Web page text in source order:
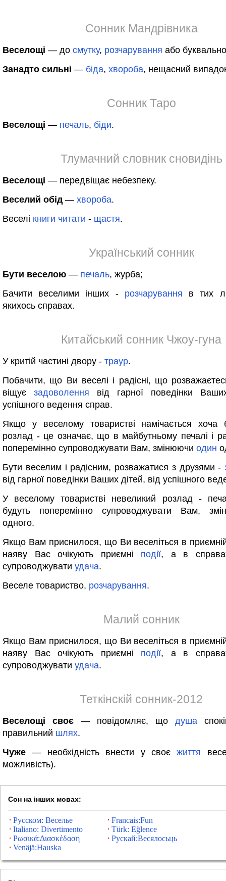
Сонник Мандрівника
Веселощі — до смутку, розчарування або
Занадто сильні — біда, хвороба, нещасний
Сонник Таро
Веселощі — печаль, біди.
Тлумачний словник сновидінь
Веселощі — передвіщає небезпеку.
Веселий обід— хвороба.
Веселі книги читати - щастя.
Український сонник
Бути веселою — печаль, журба;
Бачити веселими інших - розчарування в тих
якихось справах.
Китайський сонник Чжоу-гуна
У критій частині двору - траур.
Побачити, що Ви веселі і радісні, що
віщує задоволення від гарної поведінки
успішного ведення справ.
Якщо у веселому товаристві намічається хоча
розлад - це означає, що в майбутньому печалі і
поперемінно супроводжувати Вам, змінюючи один
Бути веселим і радісним, розважатися з друзями -
від гарної поведінки Ваших дітей, від успішного
У веселому товаристві невеликий розлад -
будуть поперемінно супроводжувати Вам,
одного.
Якщо Вам приснилося, що Ви веселіться в приємній
наяву Вас очікують приємні події, а в
супроводжувати удача.
Веселе товариство, розчарування.
Малий сонник
Якщо Вам приснилося, що Ви веселіться в приємній
наяву Вас очікують приємні події, а в
супроводжувати удача.
Теткінскій сонник-2012
Веселощі своє — повідомляє, що душа
правильний шлях.
Чуже — необхідність внести у своєжиття
можливість).
Сон на інших мовах:
Русском: Веселье
Francais:Fun
Italiano: Divertimento
Türk: Eğlence
Ρωσικά:Διασκέδαση
Рускай:Весялосьць
Venäjä:Hauska